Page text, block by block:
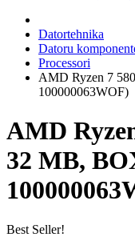
Datortehnika
Datoru
Processori
AMD Ryzen 7
100000063WOF)
AMD
32 MB,
Best Seller!